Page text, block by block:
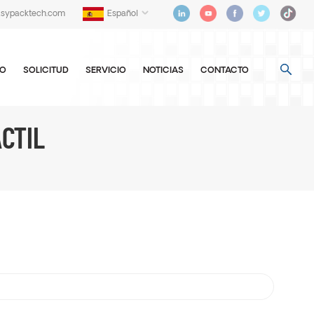
Español
SOLICITUD SERVICIO NOTICIAS CONTACTO